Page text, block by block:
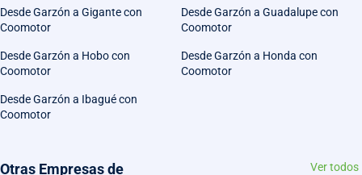
Desde Garzón a Gigante con
Coomotor
Desde Garzón a Guadalupe con
Coomotor
Desde Garzón a Hobo con
Coomotor
Desde Garzón a Honda con
Coomotor
Desde Garzón a Ibagué con
Coomotor
Otras Empresas de
Ver todos